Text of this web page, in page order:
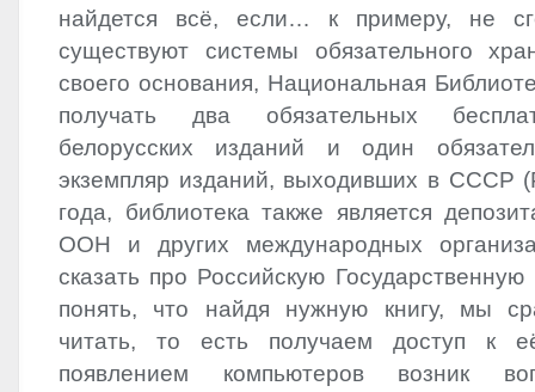
найдется всё, если… к примеру, не
существуют системы обязательного
своего основания, Национальная
получать два обязательных
белорусских изданий и один
экземпляр изданий, выходивших в СССР
года, библиотека также является
ООН и других международных
сказать про Российскую
понять, что найдя нужную книгу, мы
читать, то есть получаем доступ к
появлением компьютеров возник